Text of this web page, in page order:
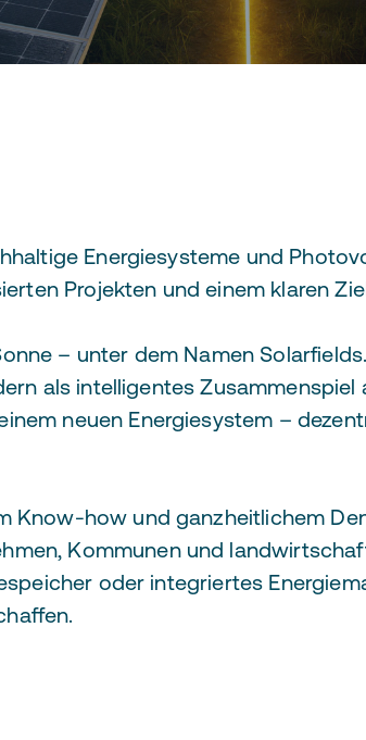
Energiesysteme und
Projekten und einem klaren
– unter dem Namen
als intelligentes
neuen Energiesystem –
Know-how und ganzheitlichem
Kommunen und
oder integriertes